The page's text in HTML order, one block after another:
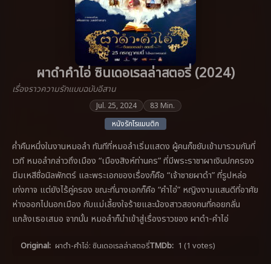
ผาดำคำไอ่ ซินเดอเรลล่าสตอรี่ (2024)
เรื่องราวความรักแบบฉบับอีสาน
Jul. 25, 2024
83 Min.
หนังรักโรแมนติก
ค่ำคืนหนึ่งในงานหมอลำ ทันทีที่หมอลำเริ่มแสดง ผู้คนก็ขยับเข้ามารวมกันที่
เวที หมอลำกล่าวถึงเมือง “เมืองสิงห์ท่านคร” ที่มีพระราชาผาเงินปกครอง
มีมเหสีชื่อนิลพักตร์ และพระเอกของเรื่องก็คือ “เจ้าชายผาดำ” ที่รูปหล่อ
เก่งกาจ แต่ยังไร้คู่ครอง ขณะที่นางเอกก็คือ “คำไอ่” หญิงงามแสนดีที่อาศัย
ห่างออกไปนอกเมือง กับแม่เลี้ยงใจร้ายและน้องสาวสองคนที่คอยกลั่น
แกล้งเธอเสมอ จากนั้น หมอลำก็นำเข้าสู่เรื่องราวของ ผาดำ-คำไอ่
Original: ผาดำ-คำไอ่: ซินเดอเรลล่าสตอรี่TMDb: 1 (1 votes)